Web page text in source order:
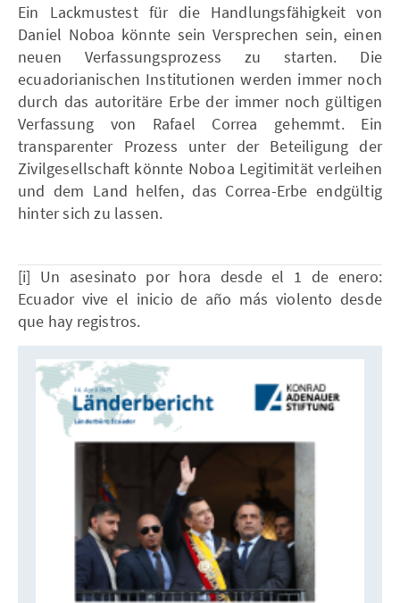
Ein Lackmustest für die Handlungsfähigkeit von
Daniel Noboa könnte sein Versprechen sein, einen
neuen Verfassungsprozess zu starten. Die
ecuadorianischen Institutionen werden immer noch
durch das autoritäre Erbe der immer noch gültigen
Verfassung von Rafael Correa gehemmt. Ein
transparenter Prozess unter der Beteiligung der
Zivilgesellschaft könnte Noboa Legitimität verleihen
und dem Land helfen, das Correa-Erbe endgültig
hinter sich zu lassen.
[i] Un asesinato por hora desde el 1 de enero:
Ecuador vive el inicio de año más violento desde
que hay registros.